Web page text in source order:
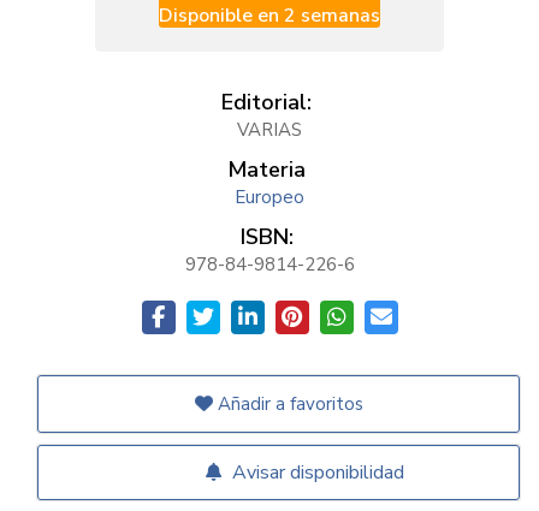
Disponible en 2 semanas
Editorial:
VARIAS
Materia
Europeo
ISBN:
978-84-9814-226-6
Añadir a favoritos
Avisar disponibilidad